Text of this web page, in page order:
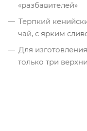
«разбавителей»
Терпкий
чай, с ярким
Для
только три